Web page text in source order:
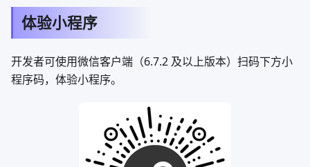
体验小程序
开发者可使用微信客户端（6.7.2 及以上版本）扫码下方小
程序码，体验小程序。